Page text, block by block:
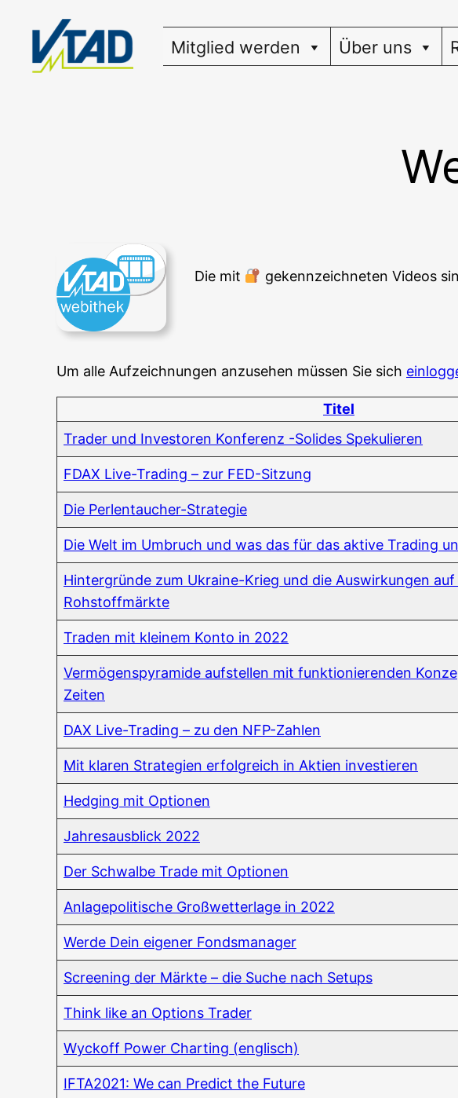
springen
Mitglied werden Über uns
Die mit gekenn­zeich­ne­ten Vide­os
Um alle Auf­zeich­nun­gen anzu­se­hen müs­sen Sie sich
Titel
Trader und Inves­to­ren Kon­fe­renz -Soli­des Spekulieren
FDAX Live-Tra­ding – zur FED-Sitzung
Die Per­len­tau­cher-Stra­te­gie
Die Welt im Umbruch und was das für das akti­ve Tra­ding
Hin­ter­grün­de zum Ukrai­ne-Krieg und die Aus­wir­kun­gen
Rohstoffmärkte
Traden mit klei­nem Kon­to in 2022
Ver­mö­gens­py­ra­mi­de auf­stel­len mit funk­tio­nie­ren­den
Zeiten
DAX Live-Tra­ding – zu den NFP-Zahlen
Mit kla­ren Stra­te­gien erfolg­reich in Akti­en investieren
Hedging mit Optionen
Jah­res­aus­blick 2022
Der Schwal­be Trade mit Optionen
Anla­ge­po­li­ti­sche Groß­wet­ter­la­ge in 2022
Wer­de Dein eige­ner Fondsmanager
Scree­ning der Märk­te – die Suche nach Setups
Think like an Opti­ons Trader
Wyck­off Power Char­ting (eng­lisch)
IFTA2021: We can Pre­dict the Future